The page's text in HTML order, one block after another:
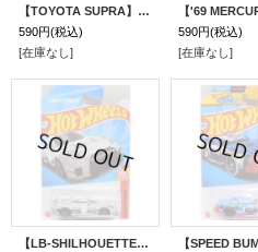
【TOYOTA SUPRA】DK.GREEN/PR5
590円(税込)
[在庫なし]
590円(税込)
[在庫なし]
【LB-SHILHOUETTE WORKS GT NISSAN 35GT-RR VER.2】LT.GRAY/J5